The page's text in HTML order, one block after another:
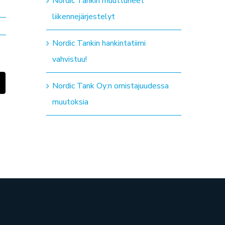
liikennejärjestelyt
Nordic Tankin hankintatiimi
vahvistuu!
Nordic Tank Oy:n omistajuudessa
muutoksia